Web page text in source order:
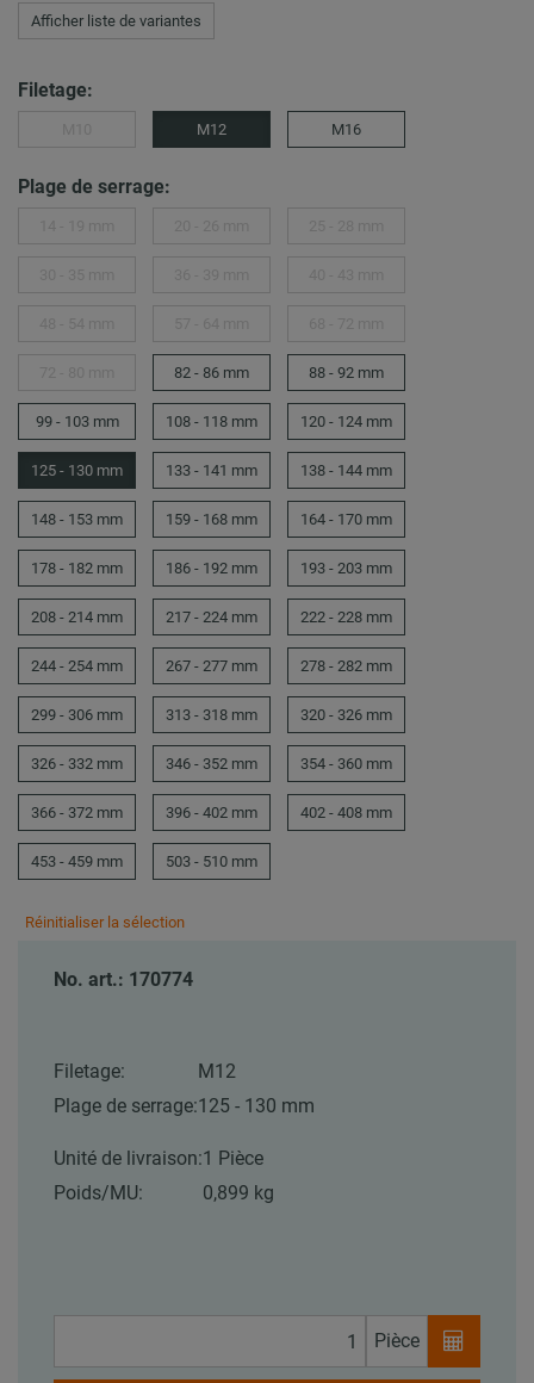
Afficher liste de variantes
Filetage:
M12 M16
Plage de serrage:
82 - 86 mm 88 - 92 mm
99 - 103 mm 108 - 118 mm 120 - 124 mm
125 - 130 mm 133 - 141 mm 138 - 144 mm
148 - 153 mm 159 - 168 mm 164 - 170 mm
178 - 182 mm 186 - 192 mm 193 - 203 mm
208 - 214 mm 217 - 224 mm 222 - 228 mm
244 - 254 mm 267 - 277 mm 278 - 282 mm
299 - 306 mm 313 - 318 mm 320 - 326 mm
326 - 332 mm 346 - 352 mm 354 - 360 mm
366 - 372 mm 396 - 402 mm 402 - 408 mm
453 - 459 mm 503 - 510 mm
Réinitialiser la sélection
No. art.: 170774
Filetage:
M12
Plage de serrage:125 - 130 mm
Unité de livraison:1 Pièce
Poids/MU:
0,899 kg
Pièce